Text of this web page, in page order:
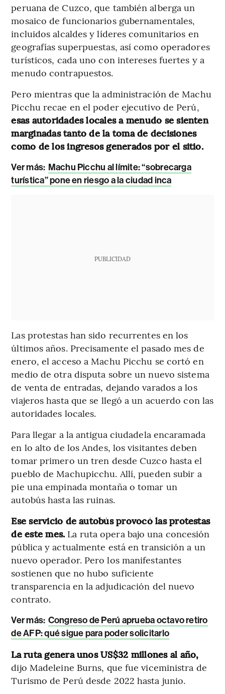
peruana de Cuzco, que también alberga un
mosaico de funcionarios gubernamentales,
incluidos alcaldes y líderes comunitarios en
geografías superpuestas, así como operadores
turísticos, cada uno con intereses fuertes y a
menudo contrapuestos.
Pero mientras que la administración de Machu
Picchu recae en el poder ejecutivo de Perú,
esas autoridades locales a menudo se sienten
marginadas tanto de la toma de decisiones
como de los ingresos generados por el sitio.
Ver más: Machu Picchu al límite: “sobrecarga
turística” pone en riesgo a la ciudad inca
PUBLICIDAD
Las protestas han sido recurrentes en los
últimos años. Precisamente el pasado mes de
enero, el acceso a Machu Picchu se cortó en
medio de otra disputa sobre un nuevo sistema
de venta de entradas, dejando varados a los
viajeros hasta que se llegó a un acuerdo con las
autoridades locales.
Para llegar a la antigua ciudadela encaramada
en lo alto de los Andes, los visitantes deben
tomar primero un tren desde Cuzco hasta el
pueblo de Machupicchu. Allí, pueden subir a
pie una empinada montaña o tomar un
autobús hasta las ruinas.
Ese servicio de autobús provocó las protestas
de este mes. La ruta opera bajo una concesión
pública y actualmente está en transición a un
nuevo operador. Pero los manifestantes
sostienen que no hubo suficiente
transparencia en la adjudicación del nuevo
contrato.
Ver más: Congreso de Perú aprueba octavo retiro
de AFP: qué sigue para poder solicitarlo
La ruta genera unos US$32 millones al año,
dijo Madeleine Burns, que fue viceministra de
Turismo de Perú desde 2022 hasta junio.